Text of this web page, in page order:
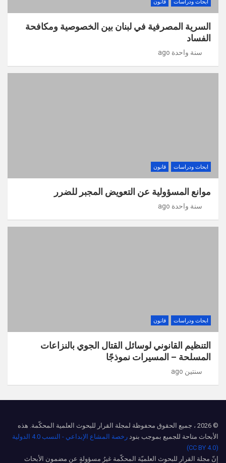
ابحاث ودراسات قانون
السرية المصرفية في لبنان بين الخصوصية ومكافحة
الفساد
سنة واحدة ago
ابحاث ودراسات قانون
موانع المسؤولية عن التعويض المجبر للضرر
سنة واحدة ago
ابحاث ودراسات قانون
التنظيم القانوني لوسائل القتال الجوي بالنزاعات
المسلحة – المسيرات نموذجًا
سنتين ago
© 2026 ، جميع الحقوق محفوظة لمجلة القرار للبحوث العلمية المحكّمة. هذه
الأبحاث متاحة للجميع بموجب بنود
رخصة المشاع الإبداعي - النسب 4.0 الدولية
(CC BY 4.0)
إنّ مجلة القرار للبحوث العلميّة المحكّمة غيرُ مسؤولةٍ عن مضمون الأبحاث